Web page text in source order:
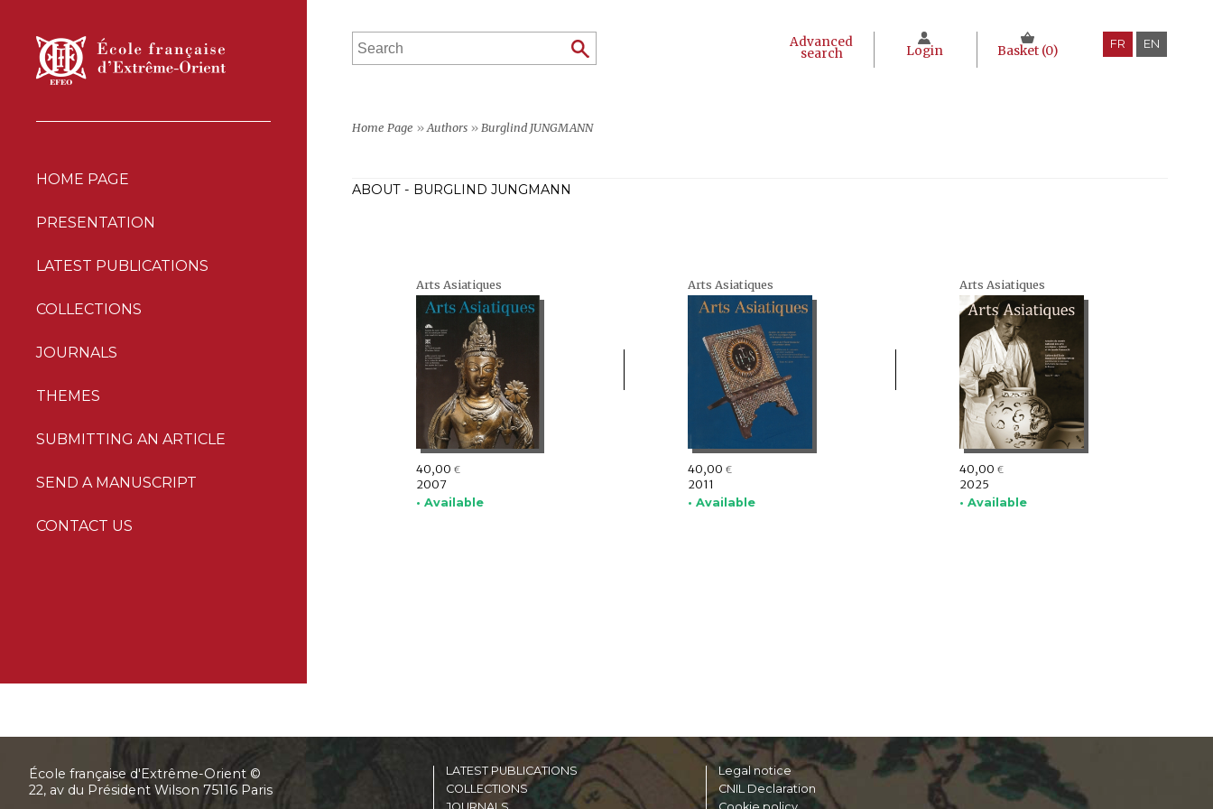
HOME PAGE
PRESENTATION
LATEST PUBLICATIONS
COLLECTIONS
JOURNALS
THEMES
SUBMITTING AN ARTICLE
SEND A MANUSCRIPT
CONTACT US
Advanced
search Login Basket (0) FR EN
Home Page »Authors » Burglind JUNGMANN
ABOUT - BURGLIND JUNGMANN
Arts Asiatiques
40,00 €
2007
• Available
Arts Asiatiques
40,00 €
2011
• Available
Arts Asiatiques
40,00 €
2025
• Available
École française d'Extrême-Orient ©
22, av du Président Wilson 75116 Paris
LATEST PUBLICATIONS
COLLECTIONS
Legal notice
CNIL Declaration